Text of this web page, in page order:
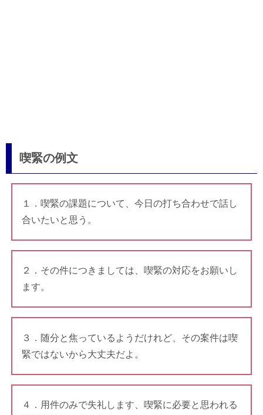
喫緊の例文
１．喫緊の課題について、今日の打ち合わせで話し
合いたいと思う。
２．その件につきましては、喫緊の対応をお願いし
ます。
３．随分と焦っているようだけれど、その案件は喫
緊ではないから大丈夫だよ。
４．用件のみで失礼します、喫緊に必要と思われる